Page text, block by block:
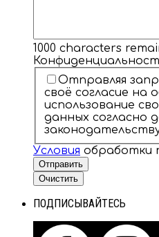
1000 characters
Отправляя
своё согласие на
использование
данных согласно
Условия обработки
Отправить
Очистить
ПОДПИСЫВАЙТЕСЬ